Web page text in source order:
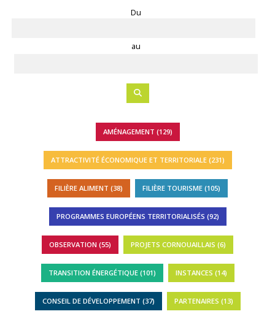
Du
au
AMÉNAGEMENT (129)
ATTRACTIVITÉ ÉCONOMIQUE ET TERRITORIALE (231)
FILIÈRE ALIMENT (38) FILIÈRE TOURISME (105)
PROGRAMMES EUROPÉENS TERRITORIALISÉS (92)
OBSERVATION (55) PROJETS CORNOUAILLAIS (6)
TRANSITION ÉNERGÉTIQUE (101) INSTANCES (14)
CONSEIL DE DÉVELOPPEMENT (37) PARTENAIRES (13)